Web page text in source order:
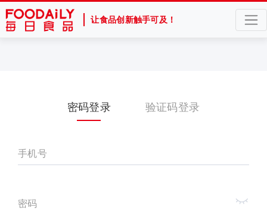
让食品创新触手可及！
密码登录 验证码登录
手机号
密码